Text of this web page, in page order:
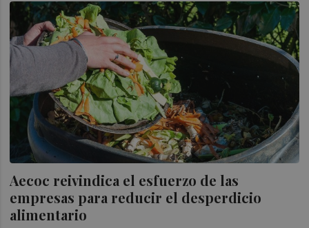
Aecoc reivindica el esfuerzo de las
empresas para reducir el desperdicio
alimentario